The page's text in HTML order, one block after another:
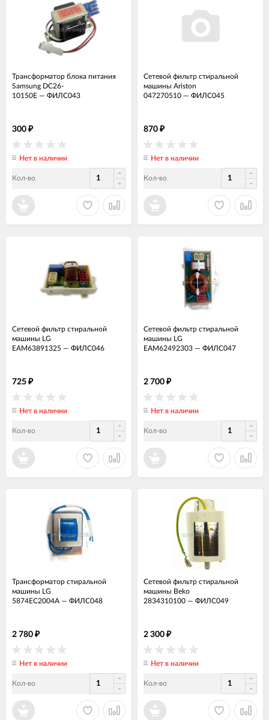
Трансформатор блока питания
Samsung DC26-
10150E — ФИЛС043
300 ₽
Нет в наличии
Кол-во
Сетевой фильтр стиральной
машины Ariston
047270510 — ФИЛС045
870 ₽
Нет в наличии
Кол-во
Сетевой фильтр стиральной
машины LG
EAM63891325 — ФИЛС046
725 ₽
Нет в наличии
Кол-во
Сетевой фильтр стиральной
машины LG
EAM62492303 — ФИЛС047
2 700 ₽
Нет в наличии
Кол-во
Трансформатор стиральной
машины LG
5874EC2004A — ФИЛС048
2 780 ₽
Нет в наличии
Кол-во
Сетевой фильтр стиральной
машины Beko
2834310100 — ФИЛС049
2 300 ₽
Нет в наличии
Кол-во